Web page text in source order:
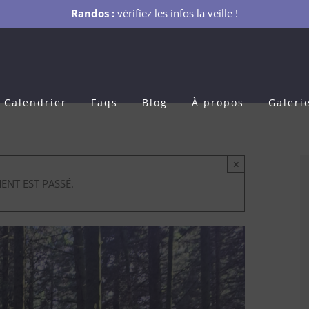
Randos : vérifiez les infos la veille !
Calendrier Faqs Blog À propos
EST PASSÉ.
×